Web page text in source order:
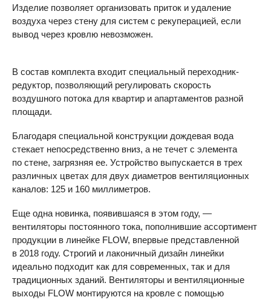
Изделие позволяет организовать приток и удаление
воздуха через стену для систем с рекуперацией, если
вывод через кровлю невозможен.
В состав комплекта входит специальный переходник-
редуктор, позволяющий регулировать скорость
воздушного потока для квартир и апартаментов разной
площади.
Благодаря специальной конструкции дождевая вода
стекает непосредственно вниз, а не течет с элемента
по стене, загрязняя ее. Устройство выпускается в трех
различных цветах для двух диаметров вентиляционных
каналов: 125 и 160 миллиметров.
Еще одна новинка, появившаяся в этом году, —
вентиляторы постоянного тока, пополнившие ассортимент
продукции в линейке FLOW, впервые представленной
в 2018 году. Строгий и лаконичный дизайн линейки
идеально подходит как для современных, так и для
традиционных зданий. Вентиляторы и вентиляционные
выходы FLOW монтируются на кровле с помощью